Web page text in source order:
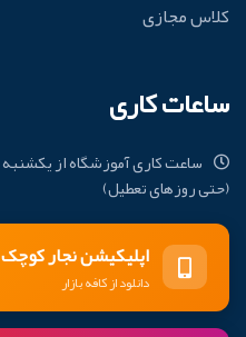
کلاس مجازی
ساعات کاری
(حتی روزهای تعطیل)
اپلیکیشن نجار کوچک
دانلود از کافه بازار